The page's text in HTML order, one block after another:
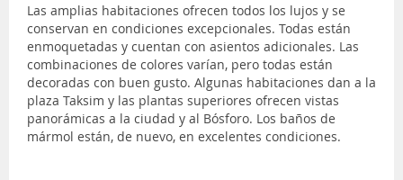
Las amplias habitaciones ofrecen todos los lujos y se
conservan en condiciones excepcionales. Todas están
enmoquetadas y cuentan con asientos adicionales. Las
combinaciones de colores varían, pero todas están
decoradas con buen gusto. Algunas habitaciones dan a la
plaza Taksim y las plantas superiores ofrecen vistas
panorámicas a la ciudad y al Bósforo. Los baños de
mármol están, de nuevo, en excelentes condiciones.